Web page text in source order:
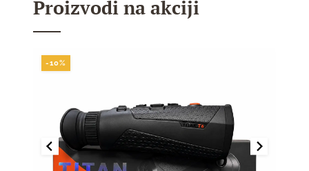
Proizvodi na akciji
-10%